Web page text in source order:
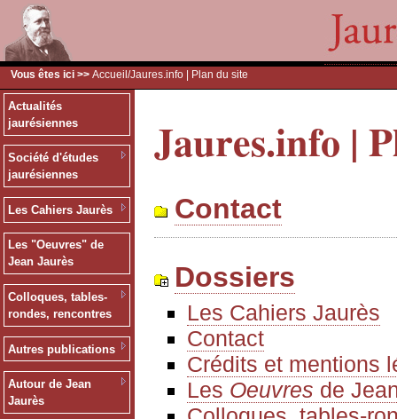
Vous êtes ici >> Accueil /Jaures.info | Plan du site
Actualités
jaurésiennes
Société d'études
jaurésiennes
Les Cahiers Jaurès
Les "Oeuvres" de
Jean Jaurès
Colloques, tables-
rondes, rencontres
Autres publications
Autour de Jean
Jaurès
Jaures.info |
Contact
Dossiers
Les Cahiers Jaurès
Contact
Crédits et mentions
Les Oeuvres de